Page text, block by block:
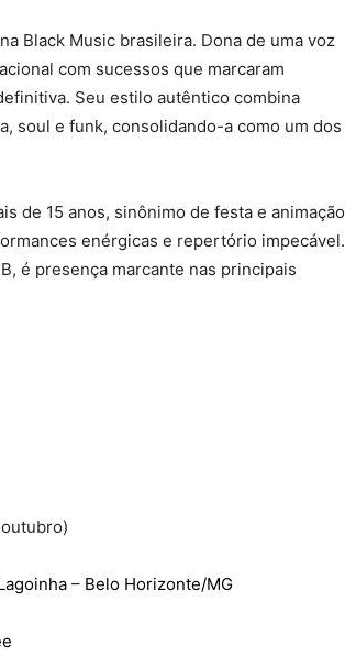
Black Music brasileira. Dona de uma voz
com sucessos que marcaram
Seu estilo autêntico combina
soul e funk, consolidando-a como um dos
de 15 anos, sinônimo de festa e animação
enérgicas e repertório impecável.
é presença marcante nas principais
– Belo Horizonte/MG